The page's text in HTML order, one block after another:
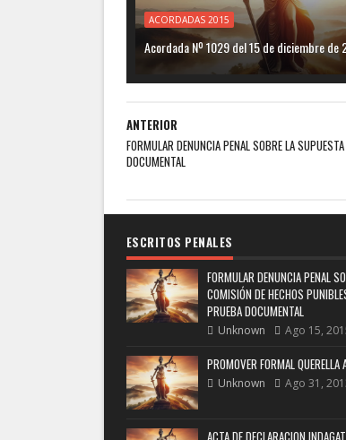
ACORDADAS 2015
Acordada Nº 1029 del 15 de diciembre de
ANTERIOR
FORMULAR DENUNCIA PENAL SOBRE LA
DOCUMENTAL
ESCRITOS PENALES
FORMULAR DENUNCIA PENAL
COMISIÓN DE HECHOS
PRUEBA DOCUMENTAL
Unknown Ago 15,
PROMOVER FORMAL QUERELLA
Unknown Ago 31,
ACTA DE DECLARACION